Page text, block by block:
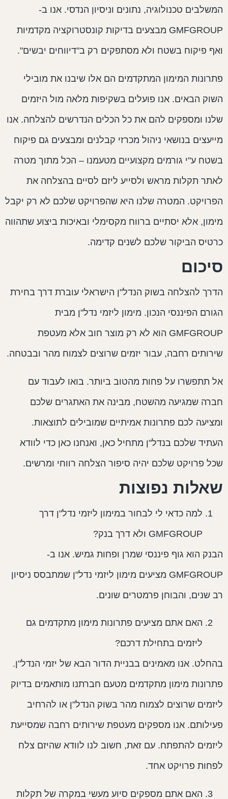
טכנולוגיה, נתונים וניסיון הנדסי. אנו ב-
GMFGROUP מבצעים בדיקות קונסטרוקציה מקדמיות
פיקוח בשטח ולא מסתפקים רק ב"דיווחים יבשים".
המימון המתקדמים הם אלו שיבנו את מובילי
הבאים. אנו פועלים בשקיפות מלאה מול היזמים
ומספקים להם את כל הכלים הנדרשים להצלחה. אנו
בנושאי ניהול מכרזי קבלנים ומבצעים גם פיקוח
ע"י גורמים מקצועיים מטעמנו – הכל מתוך מטרה
תקלות מראש ולסייע ליזם לסיים בהצלחה את
המטרה שלנו היא שהפרויקט שלכם לא רק יקבל
אלא יסתיים ברווח מקסימלי ובאיכות ביצוע שתהווה
הביקור שלכם לשנים קדימה.
להצלחה בשוק הנדל"ן הישראלי עוברת דרך בחירת
הפיננסי הנכון. מימון ליזמי נדל"ן מבית
GMFGROUP הוא לא רק מוצר חוב אלא מעטפת
רחבה, עבור יזמים שרוצים לצמוח מהר ובבטחה.
תתפשרו על פחות מהטוב ביותר. בואו לעבוד עם
שמגיעה מהשטח, מבינה את האתגרים שלכם
לכם פתרונות אמיתיים שמובילים לתוצאות.
שלכם בנדל"ן מתחיל כאן, ואנחנו כאן כדי לוודא
פרויקט שלכם יהיה סיפור הצלחה רווחי ומרשים.
נפוצות
למה כדאי לי לבחור במימון ליזמי נדל"ן דרך
GMFGROUP ולא דרך בנק?
הוא גוף פיננסי שמרן ופחות גמיש. אנו ב-
GMFGROUP מציעים מימון ליזמי נדל"ן שמתבסס ניסיון
שנים, והבוחן פרמטרים שונים.
האם אתם מציעים פתרונות מימון מתקדמים גם
ליזמים בתחילת דרכם?
אנו מאמינים בבניית הדור הבא של יזמי הנדל"ן.
מימון מתקדמים מטעם חברתנו מותאמים בדיוק
שרוצים לצמוח מהר בשוק הנדל"ן או להרחיב
אנו מספקים מעטפת שירותים רחבה שמסייעת
להתפתח. עם זאת, חשוב לנו לוודא שהיזם צלח
פרויקט אחד.
האם אתם מספקים סיוע מעשי במקרה של תקלות